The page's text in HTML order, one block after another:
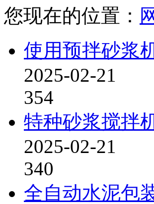
您现在的位置：
使用预拌砂浆
2025-02-21
354
特种砂浆搅拌
2025-02-21
340
全自动水泥包